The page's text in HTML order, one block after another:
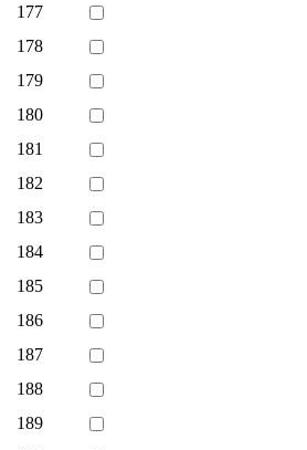
177
178
179
180
181
182
183
184
185
186
187
188
189